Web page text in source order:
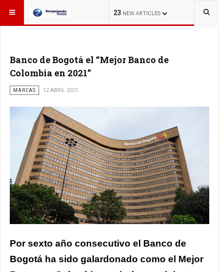
23 NEW ARTICLES
ESTÁ AQUÍ:
Banco de Bogotá el “Mejor Banco de
Colombia en 2021”
MARCAS 12 ABRIL 2021
Por sexto año consecutivo el Banco de
Bogotá ha sido galardonado como el Mejor